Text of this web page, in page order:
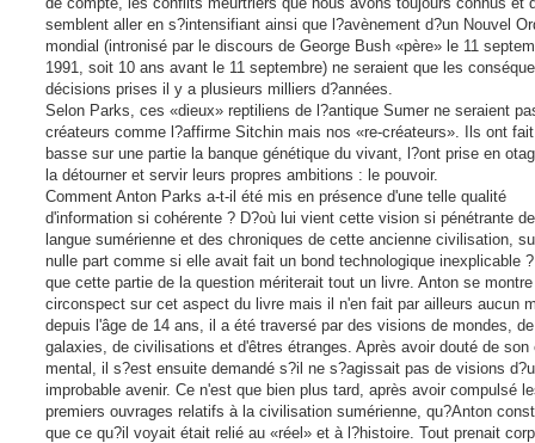
semblent aller en s?intensifiant ainsi que l?avènement d?un Nouvel
mondial (intronisé par le discours de George Bush «père» le 11
1991, soit 10 ans avant le 11 septembre) ne seraient que les
décisions prises il y a plusieurs milliers d?années.
Selon Parks, ces «dieux» reptiliens de l?antique Sumer ne seraient
créateurs comme l?affirme Sitchin mais nos «re-créateurs». Ils ont
basse sur une partie la banque génétique du vivant, l?ont prise en
la détourner et servir leurs propres ambitions : le pouvoir.
Comment Anton Parks a-t-il été mis en présence d'une telle qualité
d'information si cohérente ? D?où lui vient cette vision si pénétrante
langue sumérienne et des chroniques de cette ancienne civilisation,
nulle part comme si elle avait fait un bond technologique inexplicable
que cette partie de la question mériterait tout un livre. Anton se montre
circonspect sur cet aspect du livre mais il n'en fait par ailleurs aucun
depuis l'âge de 14 ans, il a été traversé par des visions de mondes, de
galaxies, de civilisations et d'êtres étranges. Après avoir douté de son
mental, il s?est ensuite demandé s?il ne s?agissait pas de visions
improbable avenir. Ce n'est que bien plus tard, après avoir compulsé
premiers ouvrages relatifs à la civilisation sumérienne, qu?Anton
que ce qu?il voyait était relié au «réel» et à l?histoire. Tout prenait